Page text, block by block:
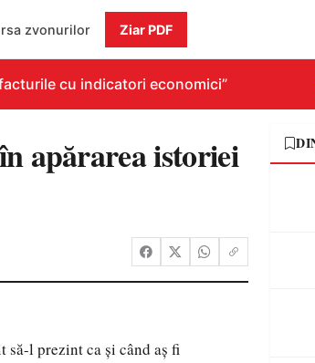
zvonurilor Ziar PDF
cu indicatori economici”
apărarea istoriei
să-l prezint ca şi când aş fi